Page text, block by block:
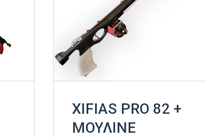
XIFIAS PRO 82 +
ΜΟΥΛΙΝΕ